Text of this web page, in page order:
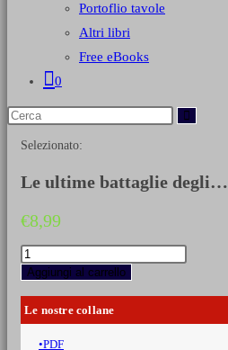
Portoflio tavole
Altri libri
Free eBooks
0
Selezionato:
Le ultime battaglie degli…
€8,99
Le
ultime
battaglie
degli
Ostrogoti
Aggiungi al carrello
Le nostre collane
PDF